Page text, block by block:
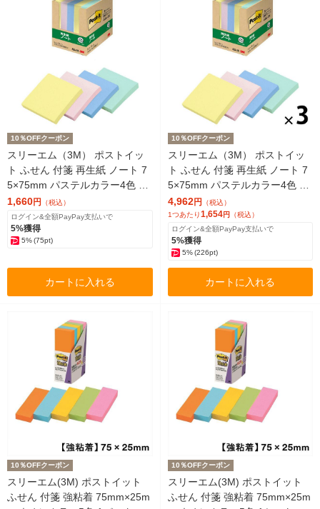
10％OFFクーポン
スリーエム（3M） ポストイッ
ト ふせん 付箋 再生紙 ノート 7
5×75mm パステルカラー4色 1
箱（5冊）
1,660円 （税込）
ログイン&全額PayPay支払いで
5%獲得
5%(75pt)
カートに入れる
10％OFFクーポン
スリーエム（3M） ポストイッ
ト ふせん 付箋 再生紙 ノート 7
5×75mm パステルカラー4色 1
箱（5冊）×3
4,962円 （税込）
1つあたり1,654円 （税込）
ログイン&全額PayPay支払いで
5%獲得
5% (226pt)
カートに入れる
10％OFFクーポン
スリーエム(3M) ポストイット
ふせん 付箋 強粘着 75mm×25m
10％OFFクーポン
スリーエム(3M) ポストイット
ふせん 付箋 強粘着 75mm×25m